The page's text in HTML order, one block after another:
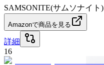
SAMSONITE(サムソナイト)
Amazonで商品を見る
詳細
16